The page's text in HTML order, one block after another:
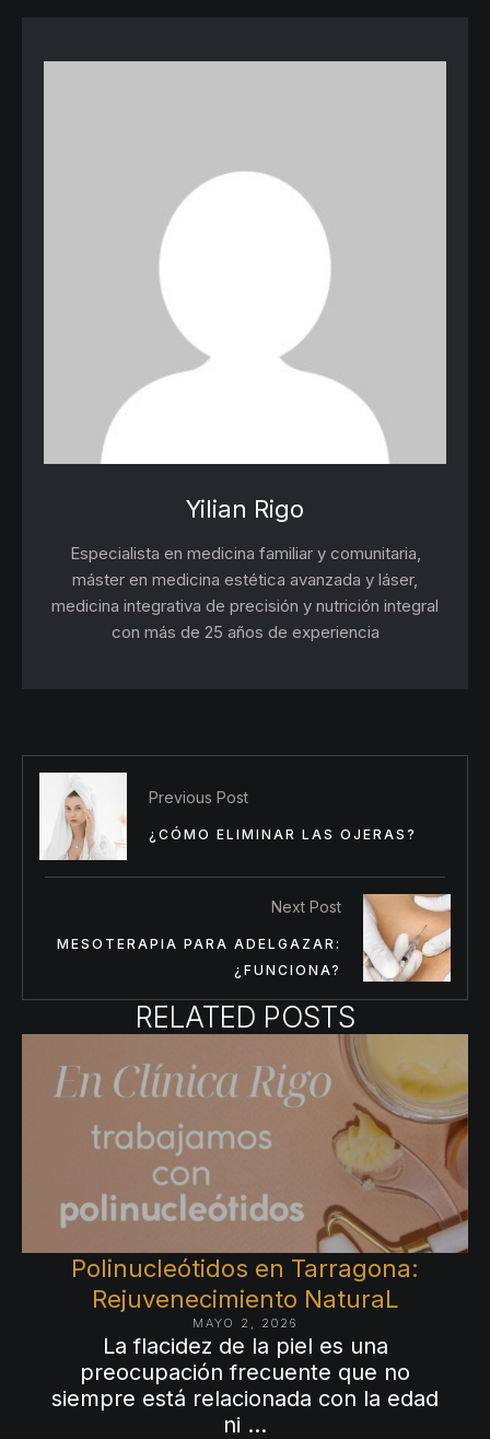
Yilian Rigo
Especialista en medicina familiar y comunitaria,
máster en medicina estética avanzada y láser,
medicina integrativa de precisión y nutrición integral
con más de 25 años de experiencia
Previous Post
¿CÓMO ELIMINAR LAS OJERAS?
Next Post
MESOTERAPIA PARA ADELGAZAR:
¿FUNCIONA?
RELATED POSTS
Polinucleótidos en Tarragona:
Rejuvenecimiento NaturaL
MAYO 2, 2026
La flacidez de la piel es una
preocupación frecuente que no
siempre está relacionada con la edad
ni …